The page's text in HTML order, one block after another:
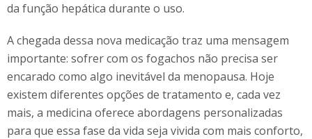
da função hepática durante o uso.
A chegada dessa nova medicação traz uma mensagem
importante: sofrer com os fogachos não precisa ser
encarado como algo inevitável da menopausa. Hoje
existem diferentes opções de tratamento e, cada vez
mais, a medicina oferece abordagens personalizadas
para que essa fase da vida seja vivida com mais conforto,